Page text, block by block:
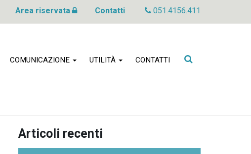
Area riservata Contatti 051.4156.411
COMUNICAZIONE UTILITÀ CONTATTI
Cerca
Articoli recenti